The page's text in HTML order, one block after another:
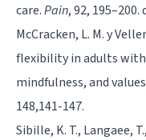
care.Pain, 92,
McCracken, L. M. y
flexibility in adults with
mindfulness, and
148,141-147.
Sibille, K. T., Langaee,